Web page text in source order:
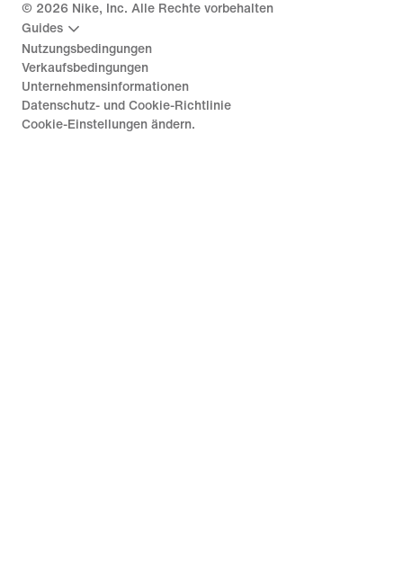
© 2026 Nike, Inc. Alle Rechte vorbehalten
Guides
Nutzungsbedingungen
Verkaufsbedingungen
Unternehmensinformationen
Datenschutz- und Cookie-Richtlinie
Cookie-Einstellungen ändern.